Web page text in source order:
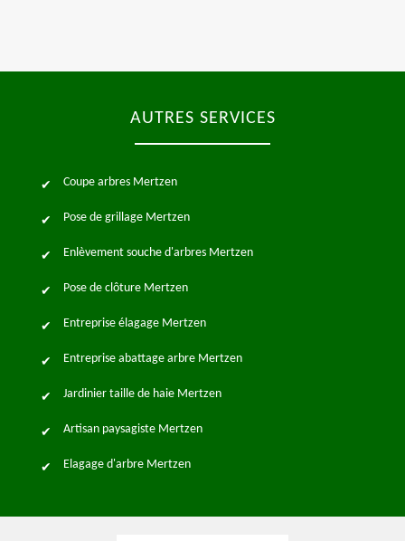
AUTRES SERVICES
Coupe arbres Mertzen
Pose de grillage Mertzen
Enlèvement souche d'arbres Mertzen
Pose de clôture Mertzen
Entreprise élagage Mertzen
Entreprise abattage arbre Mertzen
Jardinier taille de haie Mertzen
Artisan paysagiste Mertzen
Elagage d'arbre Mertzen